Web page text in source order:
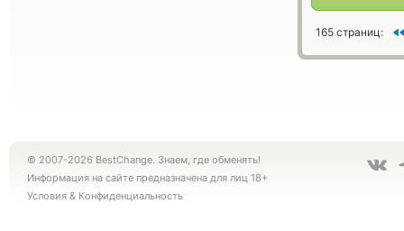
165 страниц:
© 2007-2026 BestChange. Знаем, где обменять!
Информация на сайте предназначена для лиц 18+
Условия & Конфиденциальность